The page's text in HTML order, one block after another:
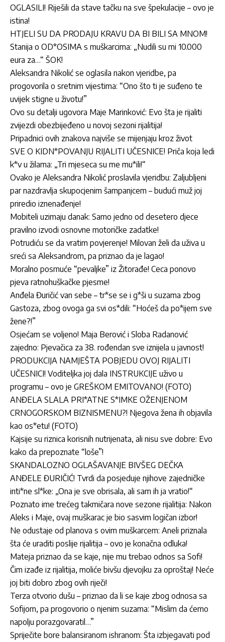
OGLASILI! Riješili da stave tačku na sve špekulacije – ovo je
istina!
HTJELI SU DA PRODAJU KRAVU DA BI BILI SA MNOM!
Stanija o OD*OSIMA s muškarcima: „Nudili su mi 10.000
eura za…“ ŠOK!
Aleksandra Nikolić se oglasila nakon vjeridbe, pa
progovorila o sretnim vijestima: “Ono što ti je suđeno te
uvijek stigne u životu!”
Ovo su detalji ugovora Maje Marinković: Evo šta je rijaliti
zvijezdi obezbijeđeno u novoj sezoni rijalitija!
Pripadnici ovih znakova najviše se mijenjaju kroz život
SVE O KIDN*POVANJU RIJALITI UČESNICE! Priča koja ledi
k*v u žilama: „Tri mjeseca su me mu*ili!“
Ovako je Aleksandra Nikolić proslavila vjeridbu: Zaljubljeni
par nazdravlja skupocjenim šampanjcem – budući muž joj
priredio iznenađenje!
Mobiteli uzimaju danak: Samo jedno od desetero djece
pravilno izvodi osnovne motoričke zadatke!
Potrudiću se da vratim povjerenje! Milovan želi da uživa u
sreći sa Aleksandrom, pa priznao da je lagao!
Moralno posrnuće “pevaljke” iz Žitorađe! Ceca ponovo
pjeva ratnohuškačke pjesme!
Anđela Đuričić van sebe – tr*se se i g*ši u suzama zbog
Gastoza, zbog ovoga ga svi os*dili: “Hoćeš da po*ijem sve
žene?!”
Osjećam se voljeno! Maja Berović i Sloba Radanović
zajedno: Pjevačica za 38. rođendan sve iznijela u javnost!
PRODUKCIJA NAMJEŠTA POBJEDU OVOJ RIJALITI
UČESNICI! Voditeljka joj dala INSTRUKCIJE uživo u
programu – ovo je GREŠKOM EMITOVANO! (FOTO)
ANĐELA SLALA PRI*ATNE S*IMKE OŽENJENOM
CRNOGORSKOM BIZNISMENU?! Njegova žena ih objavila
kao os*etu! (FOTO)
Kajsije su riznica korisnih nutrijenata, ali nisu sve dobre: Evo
kako da prepoznate “loše”!
SKANDALOZNO OGLAŠAVANJE BIVŠEG DEČKA
ANĐELE ĐURIČIĆ! Tvrdi da posjeduje njihove zajedničke
inti*ne sl*ke: „Ona je sve obrisala, ali sam ih ja vratio!“
Poznato ime trećeg takmičara nove sezone rijalitija: Nakon
Aleks i Maje, ovaj muškarac je bio sasvim logičan izbor!
Ne odustaje od planova s ovim muškarcem: Aneli priznala
šta će uraditi poslije rijalitija – ovo je konačna odluka!
Mateja priznao da se kaje, nije mu trebao odnos sa Sofi!
Čim izađe iz rijalitija, moliće bivšu djevojku za oproštaj! Neće
joj biti dobro zbog ovih riječi!
Terza otvorio dušu – priznao da li se kaje zbog odnosa sa
Sofijom, pa progovorio o njenim suzama: “Mislim da ćemo
napolju porazgovaratil…”
Spriječite bore balansiranom ishranom: Šta izbjegavati pod